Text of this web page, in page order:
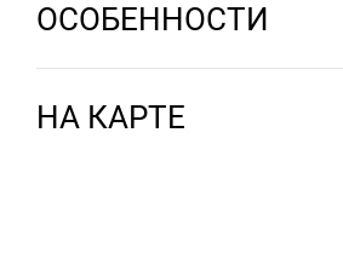
ОСОБЕННОСТИ
НА КАРТЕ